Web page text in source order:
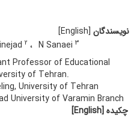
نویسندگان [English]
2 N Sanaei 3
Professor of Educational
of Tehran.
University of Tehran
University of Varamin Branch
چکیده [English]